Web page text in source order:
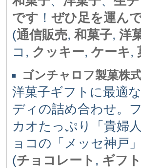
です ！ ぜひ足を運ん
(通信販売, 和菓子, 洋
コ, クッキー, ケーキ,
ゴンチャロフ製菓株
洋菓子ギフトに最適
ディの詰め合わせ。
カオたっぷり「貴婦
ョコの「メッセ神戸
(チョコレート , ギフト